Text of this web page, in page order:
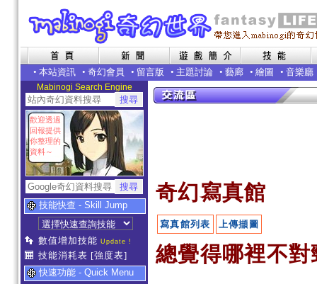
• 本站資訊 • 奇幻會員 • 留言版 • 主題討論 • 藝廊 • 繪圖 • 音樂廳
Mabinogi Search Engine
歡迎透過
回報提供
你整理的
資料～
技能快查 - Skill Jump
數值增加技能 Update !
技能消耗表 [強度表]
快速功能 - Quick Menu
奇幻寫真館
寫真館列表 上傳擷圖
總覺得哪裡不